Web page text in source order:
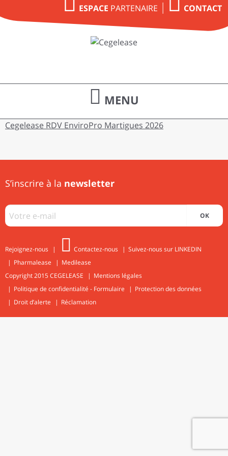
ESPACE PARTENAIRE CONTACT
MENU
Cegelease RDV EnviroPro Martigues 2026
S’inscrire à la newsletter
OK
Rejoignez-nous Contactez-nous
Suivez-nous sur LINKEDIN
Pharmalease
Medilease
Copyright 2015CEGELEASE
Mentions légales
Politique de confidentialité - Formulaire
Protection des données
Droit d’alerte
Réclamation